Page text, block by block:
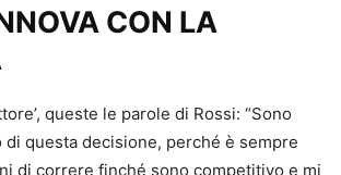
CON LA
queste le parole di Rossi: “Sono
questa decisione, perché è sempre
di correre finché sono competitivo e mi